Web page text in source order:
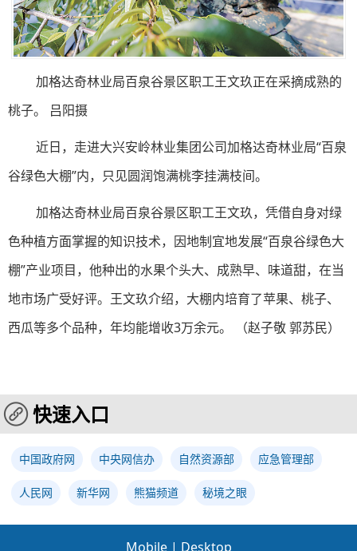
加格达奇林业局百泉谷景区职工王文玖正在采摘成熟的
桃子。 吕阳摄
近日，走进大兴安岭林业集团公司加格达奇林业局“百泉
谷绿色大棚”内，只见圆润饱满桃李挂满枝间。
加格达奇林业局百泉谷景区职工王文玖，凭借自身对绿
色种植方面掌握的知识技术，因地制宜地发展“百泉谷绿色大
棚”产业项目，他种出的水果个头大、成熟早、味道甜，在当
地市场广受好评。王文玖介绍，大棚内培育了苹果、桃子、
西瓜等多个品种，年均能增收3万余元。 （赵子敬 郭苏民）
快速入口
中国政府网 中央网信办 自然资源部 应急管理部
人民网 新华网 熊猫频道 秘境之眼
Mobile | Desktop